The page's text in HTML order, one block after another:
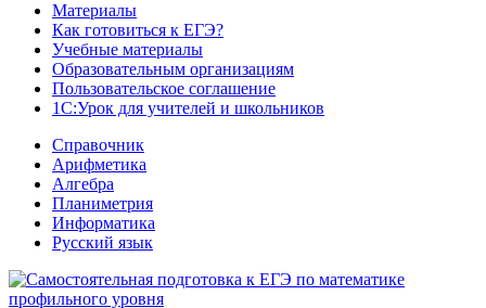
Материалы
Как готовиться к ЕГЭ?
Учебные материалы
Образовательным организациям
Пользовательское соглашение
1С:Урок для учителей и школьников
Справочник
Арифметика
Алгебра
Планиметрия
Информатика
Русский язык